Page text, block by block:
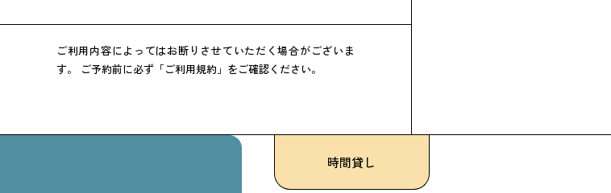
ご利用内容によってはお断りさせていただく場合がございま
す。
ご予約前に必ず「ご利用規約」をご確認ください。
時間貸し